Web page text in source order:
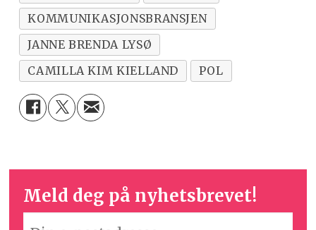
KOMMUNIKASJONSBRANSJEN
JANNE BRENDA LYSØ
CAMILLA KIM KIELLAND
POL
Meld deg på nyhetsbrevet!